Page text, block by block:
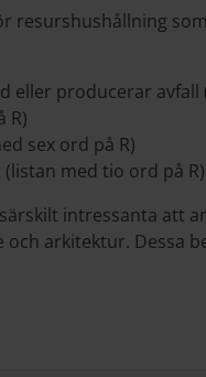
resurshushållning
eller producerar avfall
R)
sex ord på R)
med tio ord på
intressanta att
arkitektur. Dessa